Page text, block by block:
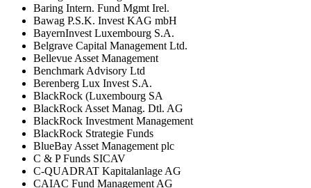
Baring Intern. Fund Mgmt Irel.
Bawag P.S.K. Invest KAG mbH
BayernInvest Luxembourg S.A.
Belgrave Capital Management Ltd.
Bellevue Asset Management
Benchmark Advisory Ltd
Berenberg Lux Invest S.A.
BlackRock (Luxembourg SA
BlackRock Asset Manag. Dtl. AG
BlackRock Investment Management
BlackRock Strategie Funds
BlueBay Asset Management plc
C & P Funds SICAV
C-QUADRAT Kapitalanlage AG
CAIAC Fund Management AG